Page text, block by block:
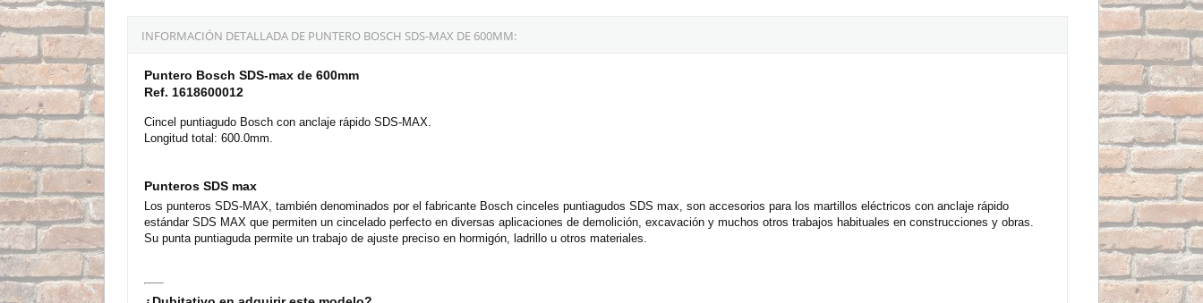
INFORMACIÓN DETALLADA DE PUNTERO BOSCH SDS-MAX DE 600MM:
Puntero Bosch SDS-max de 600mm
Ref. 1618600012
Cincel puntiagudo Bosch con anclaje rápido SDS-MAX.
Longitud total: 600.0mm.
Punteros SDS max
Los punteros SDS-MAX, también denominados por el fabricante Bosch cinceles puntiagudos SDS max, son accesorios para los martillos eléctricos con anclaje rápido
estándar SDS MAX que permiten un cincelado perfecto en diversas aplicaciones de demolición, excavación y muchos otros trabajos habituales en construcciones y obras.
Su punta puntiaguda permite un trabajo de ajuste preciso en hormigón, ladrillo u otros materiales.